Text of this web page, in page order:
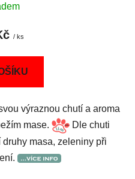
/ ks
výraznou chutí a aroma
mase.
Dle chuti
masa, zeleniny při